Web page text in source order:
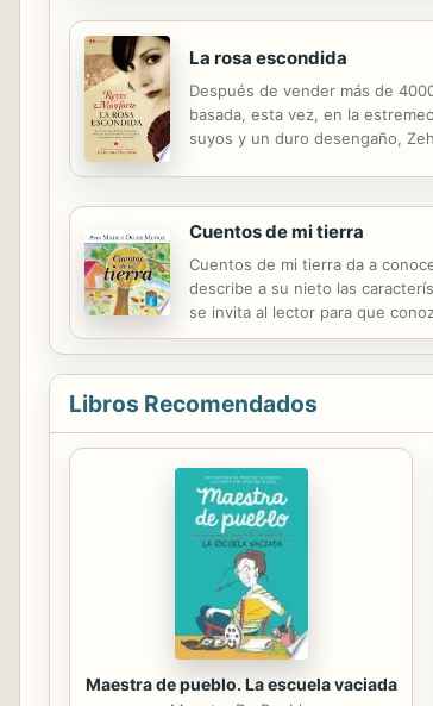
La rosa escondida
Después de vender más de
basada, esta vez, en la
suyos y un duro desengaño,
Cuentos de mi tierra
Cuentos de mi tierra da a
describe a su nieto las
se invita al lector para que
experiencia de la madre y la
Libros Recomendados
Maestra de pueblo. La escuela vaciada